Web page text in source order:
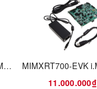
FRDM-IMX95 FRDM i.MX 95 Development Board
11.000.000₫